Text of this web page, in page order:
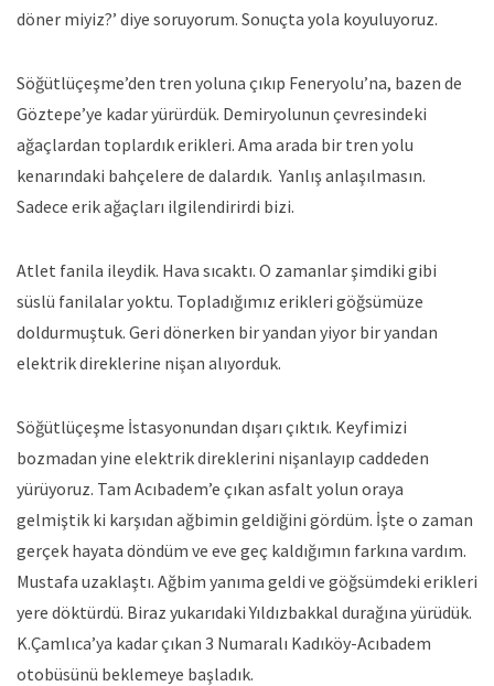
döner miyiz?’ diye soruyorum. Sonuçta yola koyuluyoruz.
Söğütlüçeşme’den tren yoluna çıkıp Feneryolu’na, bazen de
Göztepe’ye kadar yürürdük. Demiryolunun çevresindeki
ağaçlardan toplardık erikleri. Ama arada bir tren yolu
kenarındaki bahçelere de dalardık. Yanlış anlaşılmasın.
Sadece erik ağaçları ilgilendirirdi bizi.
Atlet fanila ileydik. Hava sıcaktı. O zamanlar şimdiki gibi
süslü fanilalar yoktu. Topladığımız erikleri göğsümüze
doldurmuştuk. Geri dönerken bir yandan yiyor bir yandan
elektrik direklerine nişan alıyorduk.
Söğütlüçeşme İstasyonundan dışarı çıktık. Keyfimizi
bozmadan yine elektrik direklerini nişanlayıp caddeden
yürüyoruz. Tam Acıbadem’e çıkan asfalt yolun oraya
gelmiştik ki karşıdan ağbimin geldiğini gördüm. İşte o zaman
gerçek hayata döndüm ve eve geç kaldığımın farkına vardım.
Mustafa uzaklaştı. Ağbim yanıma geldi ve göğsümdeki erikleri
yere döktürdü. Biraz yukarıdaki Yıldızbakkal durağına yürüdük.
K.Çamlıca’ya kadar çıkan 3 Numaralı Kadıköy-Acıbadem
otobüsünü beklemeye başladık.